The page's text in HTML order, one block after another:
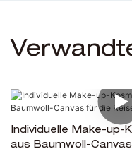
Individuelle Make-up-
aus Baumwoll-